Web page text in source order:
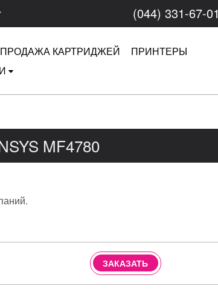
(044) 331-67-01
ПРОДАЖА КАРТРИДЖЕЙ
ПРИНТЕРЫ
MF4780
ЗАКАЗАТЬ